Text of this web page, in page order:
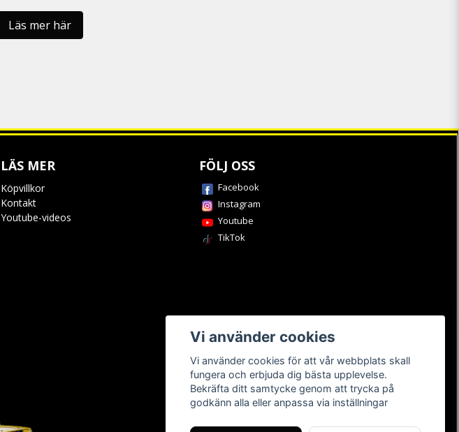
Läs mer här
LÄS MER
Köpvillkor
Kontakt
Youtube-videos
FÖLJ OSS
Facebook
Instagram
Youtube
TikTok
Vi använder cookies
Vi använder cookies för att vår webbplats skall
fungera och erbjuda dig bästa upplevelse.
Bekräfta ditt samtycke genom att trycka på
godkänn alla eller anpassa via inställningar